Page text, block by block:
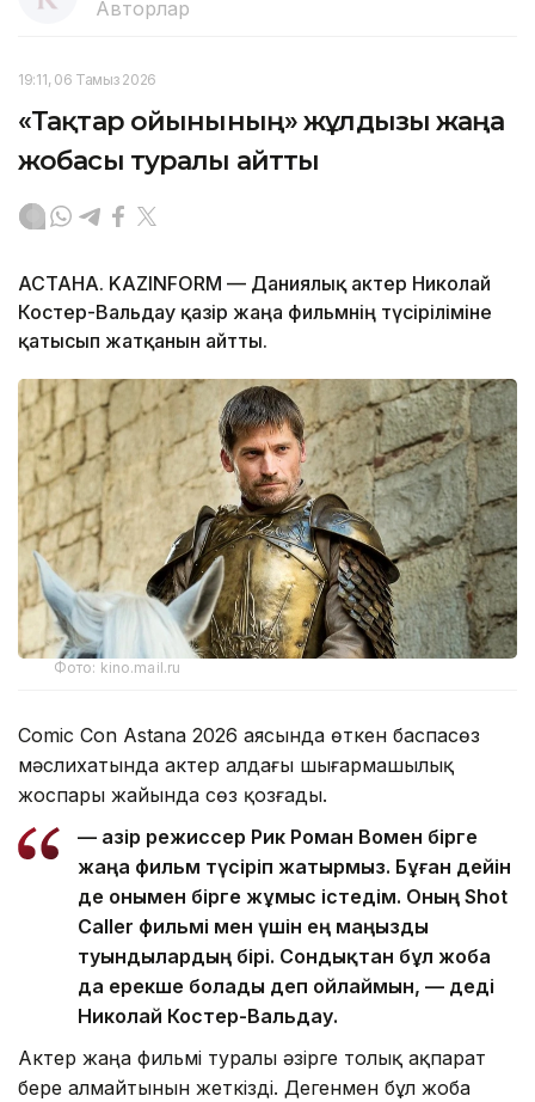
Авторлар
19:11, 06 Тамыз 2026
«Тақтар ойынының» жұлдызы жаңа
жобасы туралы айтты
АСТАНА. KAZINFORM — Даниялық актер Николай
Костер-Вальдау қазір жаңа фильмнің түсіріліміне
қатысып жатқанын айтты.
Фото: kino.mail.ru
Comic Con Astana 2026 аясында өткен баспасөз
мәслихатында актер алдағы шығармашылық
жоспары жайында сөз қозғады.
— Қазір режиссер Рик Роман Вомен бірге
жаңа фильм түсіріп жатырмыз. Бұған дейін
де онымен бірге жұмыс істедім. Оның Shot
Caller фильмі мен үшін ең маңызды
туындылардың бірі. Сондықтан бұл жоба
да ерекше болады деп ойлаймын, — деді
Николай Костер-Вальдау.
Актер жаңа фильмі туралы әзірге толық ақпарат
бере алмайтынын жеткізді. Дегенмен бұл жоба